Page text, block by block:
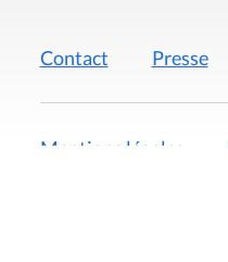
Contact Presse
Mentions légales